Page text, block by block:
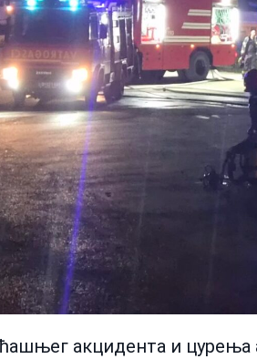
акцидента и цурења